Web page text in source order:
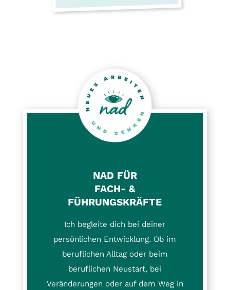
NAD FÜR
FACH- &
FÜHRUNGSKRÄFTE
Ich begleite dich bei deiner
persönlichen Entwicklung. Ob im
beruflichen Alltag oder beim
beruflichen Neustart, bei
Veränderungen oder auf dem Weg in